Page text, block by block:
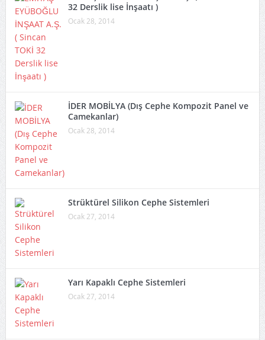
32 Derslik lise İnşaatı )
Ocak 28, 2014
İDER MOBİLYA (Dış Cephe Kompozit Panel ve
Camekanlar)
Ocak 28, 2014
Strüktürel Silikon Cephe Sistemleri
Ocak 27, 2014
Yarı Kapaklı Cephe Sistemleri
Ocak 27, 2014